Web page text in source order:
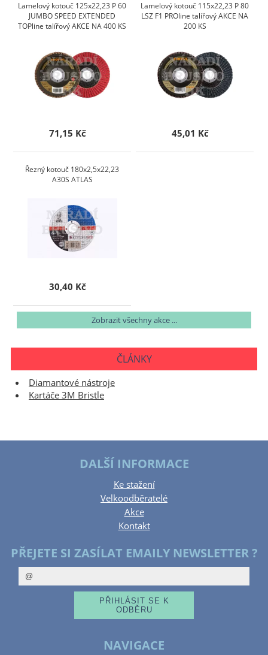
Lamelový kotouč 125x22,23 P 60
JUMBO SPEED EXTENDED
TOPline talířový AKCE NA 400 KS
71,15 Kč
Lamelový kotouč 115x22,23 P 80
LSZ F1 PROline talířový AKCE NA
200 KS
45,01 Kč
Řezný kotouč 180x2,5x22,23
A30S ATLAS
30,40 Kč
Zobrazit všechny akce ...
ČLÁNKY
Diamantové nástroje
Kartáče 3M Bristle
DALŠÍ INFORMACE
Ke stažení
Velkoodběratelé
Akce
Kontakt
PŘEJETE SI ZASÍLAT EMAILY NEWSLETTER ?
NAVIGACE